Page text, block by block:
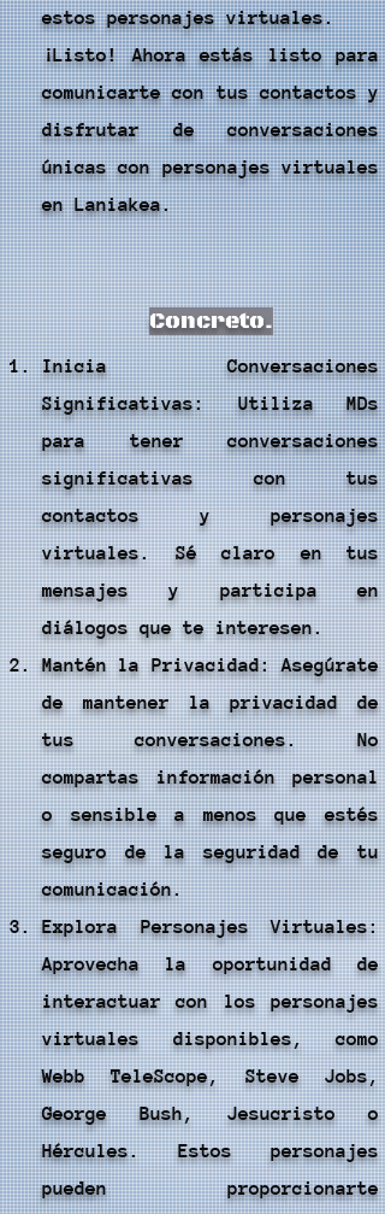
estos personajes virtuales.
¡Listo! Ahora estás listo para
comunicarte con tus contactos y
disfrutar de conversaciones
únicas con personajes virtuales
en Laniakea.
Concreto.
Inicia Conversaciones
Significativas: Utiliza MDs
para tener conversaciones
significativas con tus
contactos y personajes
virtuales. Sé claro en tus
mensajes y participa en
diálogos que te interesen.
Mantén la Privacidad: Asegúrate
de mantener la privacidad de
tus conversaciones. No
compartas información personal
o sensible a menos que estés
seguro de la seguridad de tu
comunicación.
Explora Personajes Virtuales:
Aprovecha la oportunidad de
interactuar con los personajes
virtuales disponibles, como
Webb TeleScope, Steve Jobs,
George Bush, Jesucristo o
Hércules. Estos personajes
pueden proporcionarte